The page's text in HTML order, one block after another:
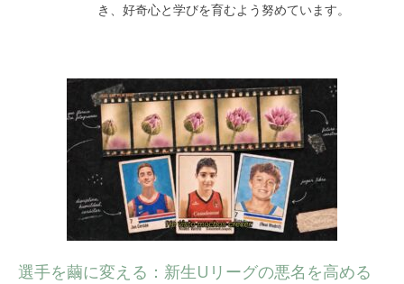
き、好奇心と学びを育むよう努めています。
選手を繭に変える：新生Uリーグの悪名を高める